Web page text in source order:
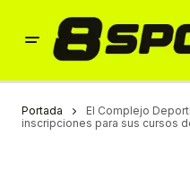
Portada
El Complejo
inscripciones para sus cursos